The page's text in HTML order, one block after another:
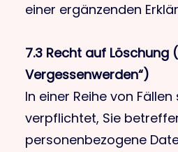
einer ergänzenden
7.3 Recht auf Löschung
Vergessenwerden“)
In einer Reihe von Fällen
verpflichtet, Sie
personenbezogene